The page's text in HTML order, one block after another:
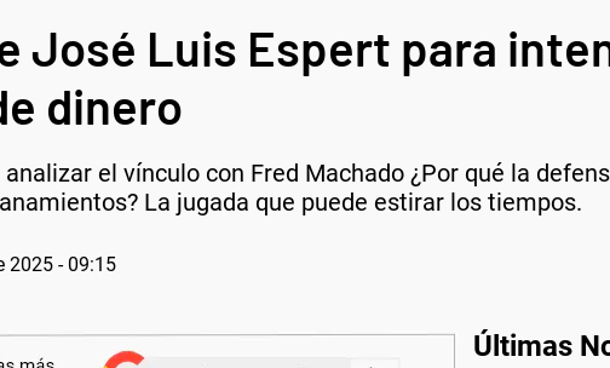
José Luis Espert para
dinero
el vínculo con Fred Machado ¿Por qué la
La jugada que puede estirar los tiempos.
2025 - 09:15
Últimas